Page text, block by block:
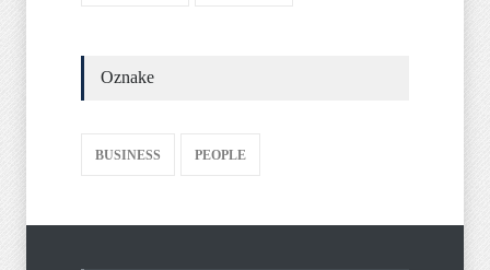
Oznake
BUSINESS PEOPLE